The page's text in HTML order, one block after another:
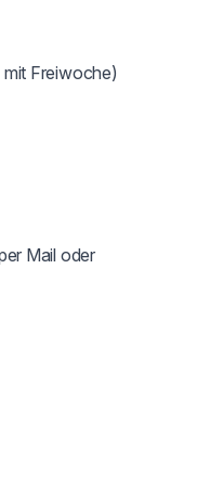
Freiwoche)
Mail oder